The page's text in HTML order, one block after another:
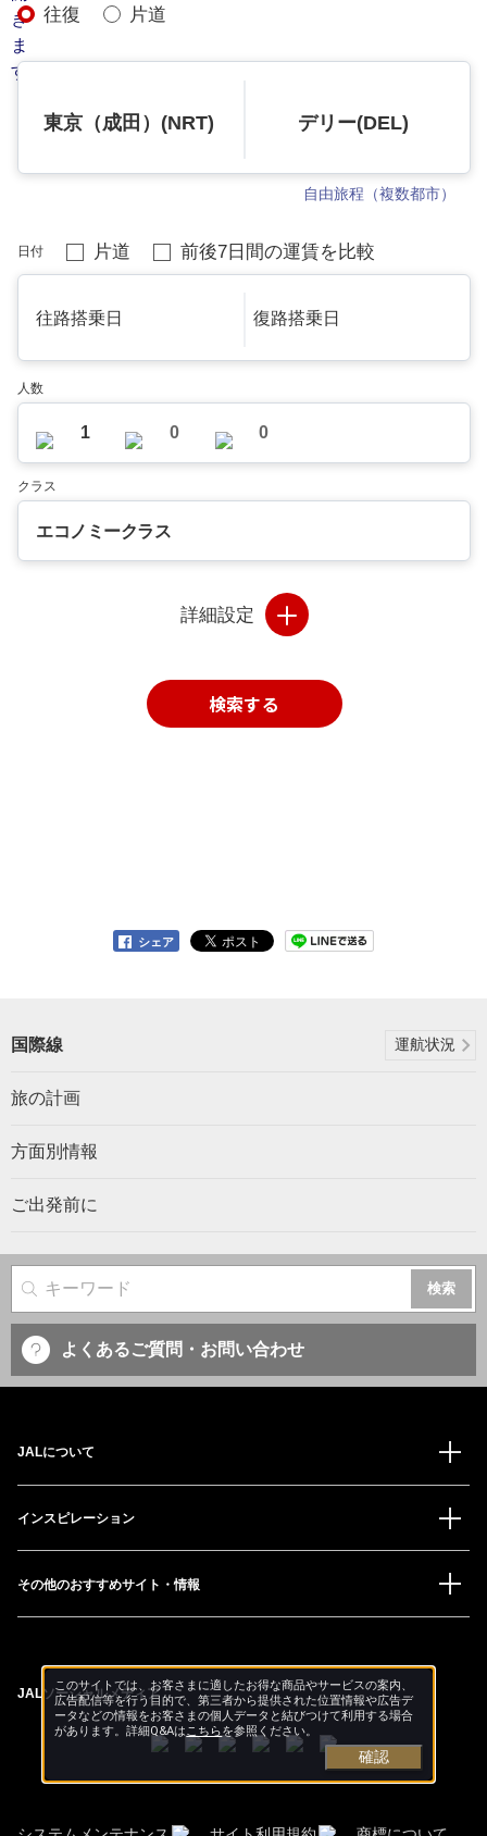
往復 片道
東京（成田）(NRT) デリー(DEL)
自由旅程（複数都市）
日付 片道 前後7日間の運賃を比較
往路搭乗日 復路搭乗日
人数
1 0 0
クラス
エコノミークラス
詳細設定
検索する
シェア
国際線 運航状況
旅の計画
方面別情報
ご出発前に
サイト内検索
よくあるご質問・お問い合わせ
JALについて
インスピレーション
その他のおすすめサイト・情報
JALソーシャルメディア
このサイトでは、お客さまに適したお得な商品やサービスの案内、
広告配信等を行う目的で、第三者から提供された位置情報や広告デ
ータなどの情報をお客さまの個人データと結びつけて利用する場合
があります。詳細Q&Aはこちらを参照ください。
確認